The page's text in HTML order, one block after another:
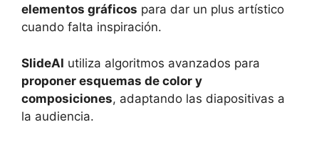
elementos gráficos para dar un plus artístico
cuando falta inspiración.
SlideAI utiliza algoritmos avanzados para
proponer esquemas de color y
composiciones, adaptando las diapositivas a
la audiencia.